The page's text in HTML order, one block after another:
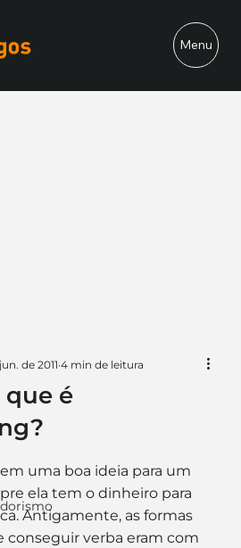
Menu
que é
de 2011 4 min de leitura
de 5 estrelas.
uma boa ideia para um
ela tem o dinheiro para
Antigamente, as formas
conseguir verba eram com